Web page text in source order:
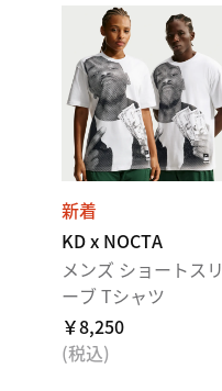
新着
KD x NOCTA
メンズ ショートスリ
ーブ Tシャツ
￥8,250
(税込)